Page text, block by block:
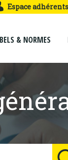
Espace adhérents
& NORMES